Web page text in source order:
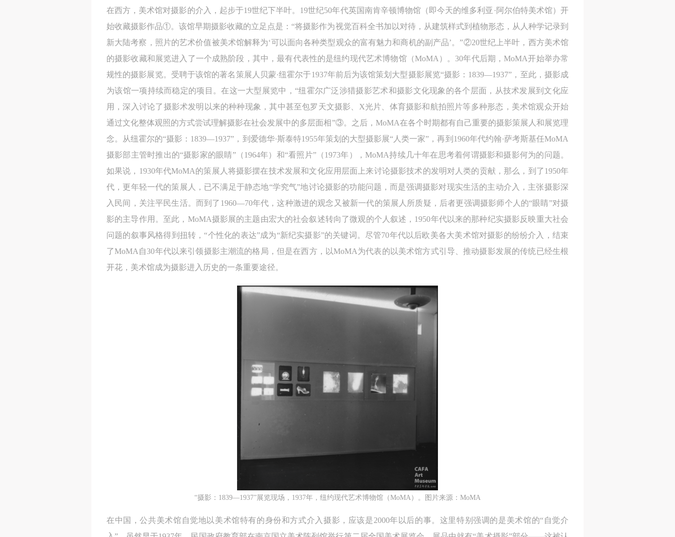
在西方，美术馆对摄影的介入，起步于19世纪下半叶。19世纪50年代英国南肯辛顿博物馆（即今天的维多利亚·阿尔伯特美术馆）开
始收藏摄影作品①。该馆早期摄影收藏的立足点是：“将摄影作为视觉百科全书加以对待，从建筑样式到植物形态，从人种学记录到
新大陆考察，照片的艺术价值被美术馆解释为‘可以面向各种类型观众的富有魅力和商机的副产品’。”②20世纪上半叶，西方美术馆
的摄影收藏和展览进入了一个成熟阶段，其中，最有代表性的是纽约现代艺术博物馆（MoMA）。30年代后期，MoMA开始举办常
规性的摄影展览。受聘于该馆的著名策展人贝蒙·纽霍尔于1937年前后为该馆策划大型摄影展览“摄影：1839—1937”，至此，摄影成
为该馆一项持续而稳定的项目。在这一大型展览中，“纽霍尔广泛涉猎摄影艺术和摄影文化现象的各个层面，从技术发展到文化应
用，深入讨论了摄影术发明以来的种种现象，其中甚至包罗天文摄影、X光片、体育摄影和航拍照片等多种形态，美术馆观众开始
通过文化整体观照的方式尝试理解摄影在社会发展中的多层面相”③。之后，MoMA在各个时期都有自己重要的摄影策展人和展览理
念。从纽霍尔的“摄影：1839—1937”，到爱德华·斯泰特1955年策划的大型摄影展“人类一家”，再到1960年代约翰·萨考斯基任MoMA
摄影部主管时推出的“摄影家的眼睛”（1964年）和“看照片”（1973年），MoMA持续几十年在思考着何谓摄影和摄影何为的问题。
如果说，1930年代MoMA的策展人将摄影摆在技术发展和文化应用层面上来讨论摄影技术的发明对人类的贡献，那么，到了1950年
代，更年轻一代的策展人，已不满足于静态地“学究气”地讨论摄影的功能问题，而是强调摄影对现实生活的主动介入，主张摄影深
入民间，关注平民生活。而到了1960—70年代，这种激进的观念又被新一代的策展人所质疑，后者更强调摄影师个人的“眼睛”对摄
影的主导作用。至此，MoMA摄影展的主题由宏大的社会叙述转向了微观的个人叙述，1950年代以来的那种纪实摄影反映重大社会
问题的叙事风格得到扭转，“个性化的表达”成为“新纪实摄影”的关键词。尽管70年代以后欧美各大美术馆对摄影的纷纷介入，结束
了MoMA自30年代以来引领摄影主潮流的格局，但是在西方，以MoMA为代表的以美术馆方式引导、推动摄影发展的传统已经生根
开花，美术馆成为摄影进入历史的一条重要途径。
“摄影：1839—1937”展览现场，1937年，纽约现代艺术博物馆（MoMA）。图片来源：MoMA
在中国，公共美术馆自觉地以美术馆特有的身份和方式介入摄影，应该是2000年以后的事。这里特别强调的是美术馆的“自觉介